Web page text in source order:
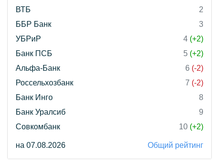
ВТБ
2
ББР Банк
3
УБРиР
4 (+2)
Банк ПСБ
5 (+2)
Альфа-Банк
6 (-2)
Россельхозбанк
7 (-2)
Банк Инго
8
Банк Уралсиб
9
Совкомбанк
10 (+2)
на 07.08.2026 Общий рейтинг